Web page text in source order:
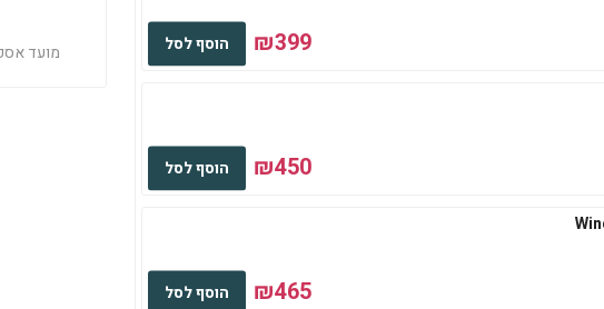
₪399 הוסף לסל
₪450 הוסף לסל
₪465 הוסף לסל
מועד